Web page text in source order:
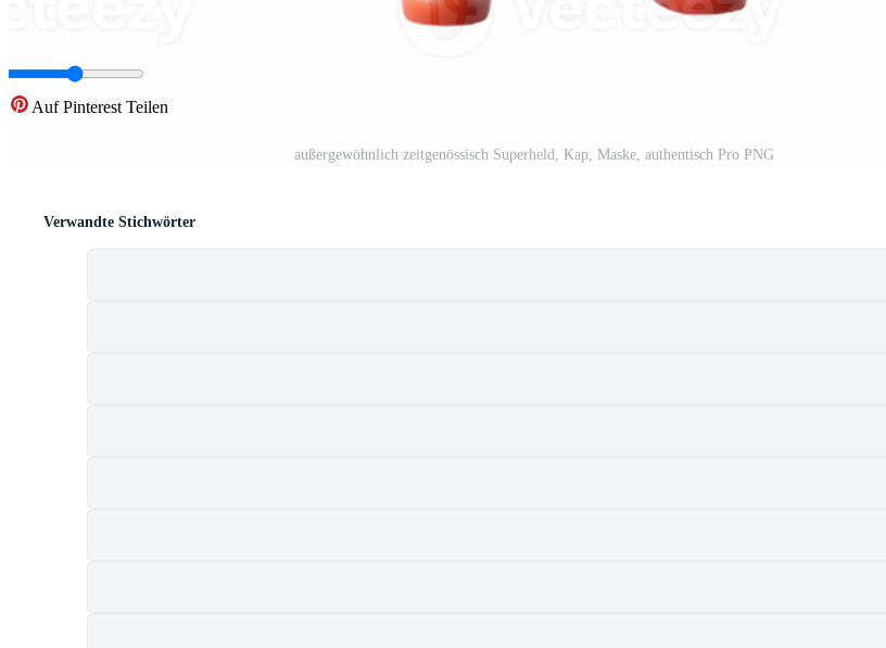
Auf Pinterest Teilen
außergewöhnlich zeitgenössisch Superheld, Kap, Maske, authentisch Pro PNG
Verwandte Stichwörter